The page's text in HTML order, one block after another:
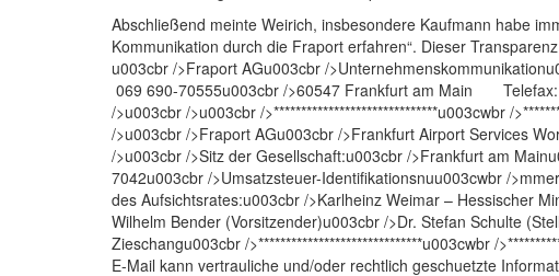
Abschließend meinte Weirich, insbesondere Kaufmann habe
Kommunikation durch die Fraport erfahren“. Dieser
u003cbr />Fraport AGu003cbr /
069 690-70555u003cbr />60547 Frankfurt am Main
/>u003cbr />u003cbr />******************************u003cwbr /
/>u003cbr />Fraport AGu003cbr />Frankfurt Airport Services
/>u003cbr />Sitz der Gesellschaft:u003cbr />Frankfurt am
7042u003cbr />Umsatzsteuer-Identifikationsnuu003cwbr /
des Aufsichtsrates:u003cbr />Karlheinz Weimar – Hessischer
Wilhelm Bender (Vorsitzender)u003cbr />Dr. Stefan Schulte
Zieschangu003cbr />******************************u003cwbr /
E-Mail kann vertrauliche und/oder rechtlich geschuetzte